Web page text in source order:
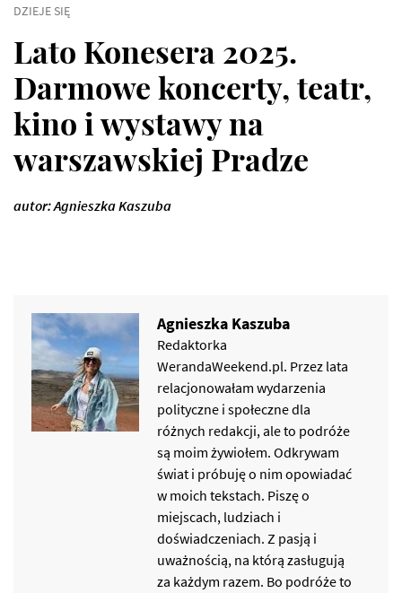
DZIEJE SIĘ
Lato Konesera 2025.
Darmowe koncerty, teatr,
kino i wystawy na
warszawskiej Pradze
autor: Agnieszka Kaszuba
Agnieszka Kaszuba
Redaktorka
WerandaWeekend.pl. Przez lata
relacjonowałam wydarzenia
polityczne i społeczne dla
różnych redakcji, ale to podróże
są moim żywiołem. Odkrywam
świat i próbuję o nim opowiadać
w moich tekstach. Piszę o
miejscach, ludziach i
doświadczeniach. Z pasją i
uważnością, na którą zasługują
za każdym razem. Bo podróże to